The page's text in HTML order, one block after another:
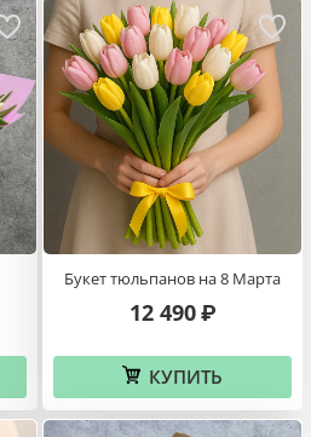
Букет тюльпанов на 8 Марта
12 490 ₽
КУПИТЬ